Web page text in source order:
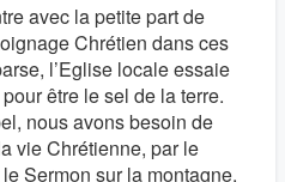
avec la petite part de
Chrétien dans ces
l’Eglise locale essaie
être le sel de la terre.
nous avons besoin de
vie Chrétienne, par le
Sermon sur la montagne,